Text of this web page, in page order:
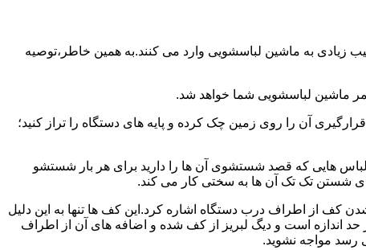
زیادی به ماشین لباسشویی وارد می کنند.به همین خاطر،توصیه
ماشین لباسشویی شما خواهد شد.
آن را روی زمین چک کرده و پایه های دستگاه را تراز کنید؛
هایی که قصد شستشوی آن ها را دارید برای هر بار شستشو
شستن تک تک آن ها به سختی کار می کند.
کف از اطراف درب دستگاه اشاره کرد.این کف ها تنها به این دلیل
اندازه است و دیگ لبریز از کف شده و اضافه های آن از اطراف
رسد مواجه نشوید.